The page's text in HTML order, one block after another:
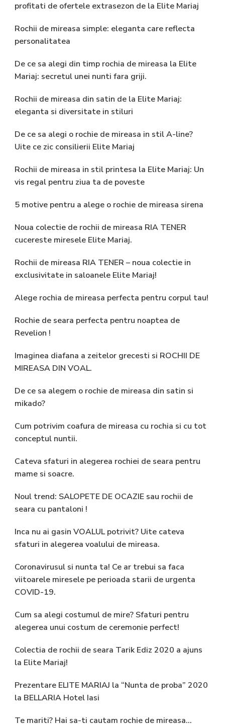
profitati de ofertele extrasezon de la Elite Mariaj
Rochii de mireasa simple: eleganta care reflecta
personalitatea
De ce sa alegi din timp rochia de mireasa la Elite
Mariaj: secretul unei nunti fara griji.
Rochii de mireasa din satin de la Elite Mariaj:
eleganta si diversitate in stiluri
De ce sa alegi o rochie de mireasa in stil A-line?
Uite ce zic consilierii Elite Mariaj
Rochii de mireasa in stil printesa la Elite Mariaj: Un
vis regal pentru ziua ta de poveste
5 motive pentru a alege o rochie de mireasa sirena
Noua colectie de rochii de mireasa RIA TENER
cucereste miresele Elite Mariaj.
Rochii de mireasa RIA TENER – noua colectie in
exclusivitate in saloanele Elite Mariaj!
Alege rochia de mireasa perfecta pentru corpul tau!
Rochie de seara perfecta pentru noaptea de
Revelion !
Imaginea diafana a zeitelor grecesti si ROCHII DE
MIREASA DIN VOAL.
De ce sa alegem o rochie de mireasa din satin si
mikado?
Cum potrivim coafura de mireasa cu rochia si cu tot
conceptul nuntii.
Cateva sfaturi in alegerea rochiei de seara pentru
mame si soacre.
Noul trend: SALOPETE DE OCAZIE sau rochii de
seara cu pantaloni !
Inca nu ai gasin VOALUL potrivit? Uite cateva
sfaturi in alegerea voalului de mireasa.
Coronavirusul si nunta ta! Ce ar trebui sa faca
viitoarele miresele pe perioada starii de urgenta
COVID-19.
Cum sa alegi costumul de mire? Sfaturi pentru
alegerea unui costum de ceremonie perfect!
Colectia de rochii de seara Tarik Ediz 2020 a ajuns
la Elite Mariaj!
Prezentare ELITE MARIAJ la “Nunta de proba” 2020
la BELLARIA Hotel Iasi
Te mariti? Hai sa-ti cautam rochie de mireasa…